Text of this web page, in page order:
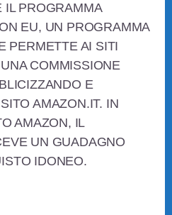
IL PROGRAMMA
EU, UN PROGRAMMA
PERMETTE AI SITI
COMMISSIONE
E
AMAZON.IT. IN
AMAZON, IL
UN GUADAGNO
IDONEO.